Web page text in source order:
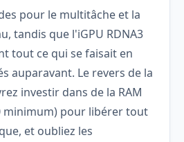
pour le multitâche et la
tandis que l'iGPU RDNA3
tout ce qui se faisait en
auparavant. Le revers de la
investir dans de la RAM
minimum) pour libérer tout
et oubliez les